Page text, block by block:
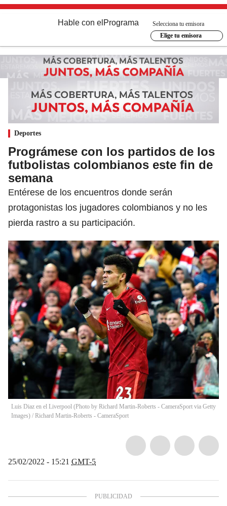
Hable con el Programa
Selecciona tu emisora
Elige tu emisora
Deportes
Prográmese con los partidos de los
futbolistas colombianos este fin de
semana
Entérese de los encuentros donde serán
protagonistas los jugadores colombianos y no les
pierda rastro a su participación.
Luis Diaz en el Liverpool (Photo by Richard Martin-Roberts - CameraSport via Getty
Images) / Richard Martin-Roberts - CameraSport
25/02/2022 - 15:21 GMT-5